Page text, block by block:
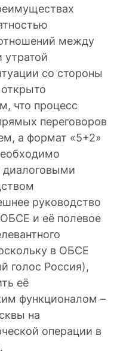
между
утратой
со стороны
что процесс
переговоров
а формат «5+2»
руководство
и её полевое
в ОБСЕ
голос Россия),
её
функционалом –
на
операции в